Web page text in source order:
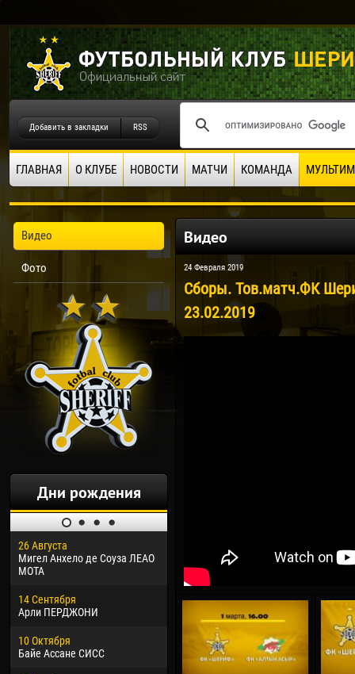
Добавить в закладки RSS
ГЛАВНАЯ О КЛУБЕ НОВОСТИ МАТЧИ КОМАНДА
Видео
Фото
Дни рождения
26 Августа
Мигел Анхело де Соуза ЛЕАО
МОТА
14 Сентября
Арли ПЕРДЖОНИ
10 Октября
Байе Ассане СИСС
Дорасо Морео КЛАС
24 Февраля
Владислав КОСТИН
02 Марта
Вячеслав КОЗМА
24
Видео
24 Февраля 2019
Сборы. Тов.матч.ФК
23.02.2019